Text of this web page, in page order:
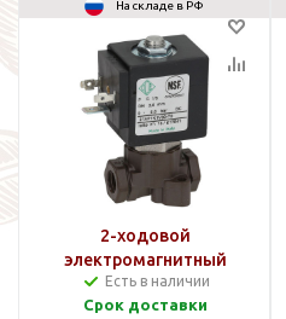
На складе в РФ
2-ходовой
электромагнитный
клапан
Есть в наличии
Срок доставки